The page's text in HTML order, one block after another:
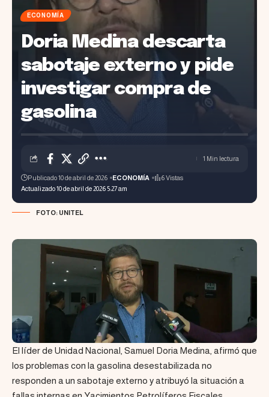
ECONOMÍA
Doria Medina descarta
sabotaje externo y pide
investigar compra de
gasolina
Actualizado 10 de abril de 2026 5:27 am
Publicado 10 de abril de 2026 ECONOMÍA 6 Vistas
1 Min lectura
FOTO: UNITEL
El líder de Unidad Nacional, Samuel Doria Medina, afirmó que
los problemas con la gasolina desestabilizada no
responden a un sabotaje externo y atribuyó la situación a